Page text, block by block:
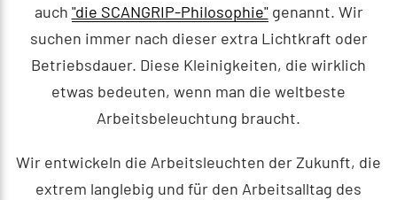
auch "die SCANGRIP-Philosophie"genannt. Wir
suchen immer nach dieser extra Lichtkraft oder
Betriebsdauer. Diese Kleinigkeiten, die wirklich
etwas bedeuten, wenn man die weltbeste
Arbeitsbeleuchtung braucht.
Wir entwickeln die Arbeitsleuchten der Zukunft, die
extrem langlebig und für den Arbeitsalltag des